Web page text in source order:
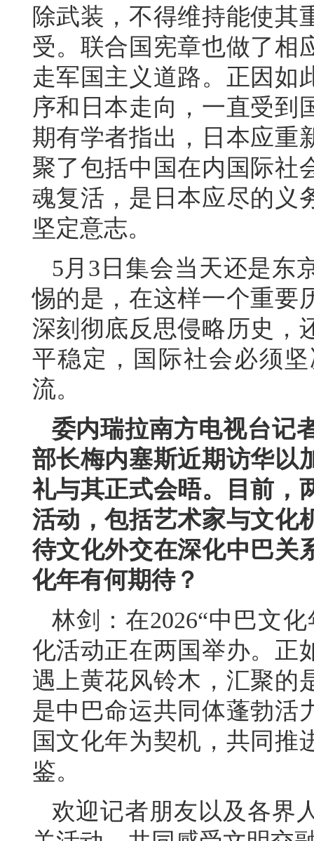
除武装，不得维持能使其
受。联合国宪章也做了相
走军国主义道路。正因如
序和日本走向，一直受到
期有学者指出，日本应重
聚了包括中国在内国际社
魂复活，是日本应尽的义
坚定意志。
5月3日集会当天还是东
惕的是，在这样一个重要
深刻彻底反思侵略历史，
平稳定，国际社会必须
流。
委内瑞拉南方电视台记
部长梅内塞斯近期访华以
礼与其正式会晤。目前，
活动，包括艺术家与文化
待文化外交在深化中巴关
化年有何期待？
林剑：在2026“中巴文
化活动正在两国举办。正
遇上黄花风铃木，汇聚的
是中巴命运共同体蓬勃活
国文化年为契机，共同推
鉴。
欢迎记者朋友以及各界